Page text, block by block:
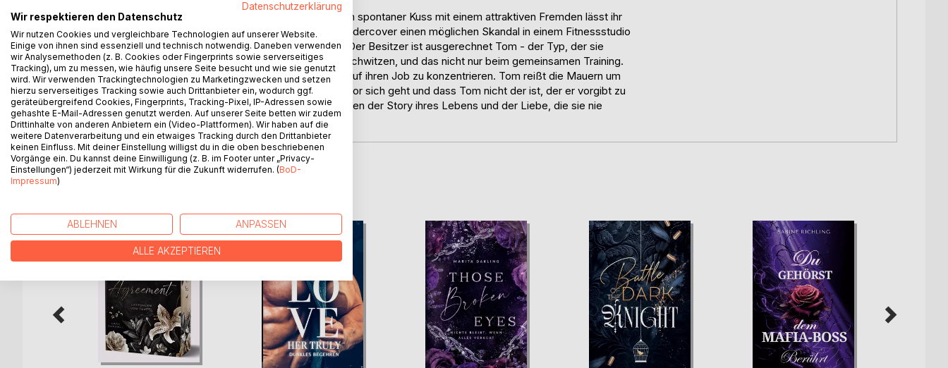
Journalistin Hanna hat die Nase voll von Männern, doch ein spontaner Kuss mit einem attraktiven Fremden lässt ihr
Herz unerwartet schneller schlagen. Als sie kurz darauf undercover einen möglichen Skandal in einem Fitnessstudio
aufdecken soll, erlebt sie eine bittersüße Überraschung: Der Besitzer ist ausgerechnet Tom - der Typ, der sie
neulich geküsst hat. Schon bald bringt er sie gehörig ins Schwitzen, und das nicht nur beim gemeinsamen Training.
Je näher sie ihm kommt, desto schwerer fällt es ihr, sich auf ihren Job zu konzentrieren. Tom reißt die Mauern um
ihr Herz ein - bis sie herausfindet, was im Studio wirklich vor sich geht und dass Tom nicht der ist, der er vorgibt zu
sein. Und plötzlich muss sich Hanna entscheiden - zwischen der Story ihres Lebens und der Liebe, die sie nie
geplant hat.
WEITERE TITEL BEI
Datenschutzerklärung
Wir respektieren den Datenschutz
Wir nutzen Cookies und vergleichbare Technologien auf unserer Website.
Einige von ihnen sind essenziell und technisch notwendig. Daneben verwenden
wir Analysemethoden (z. B. Cookies oder Fingerprints sowie serverseitiges
Tracking), um zu messen, wie häufig unsere Seite besucht und wie sie genutzt
wird. Wir verwenden Trackingtechnologien zu Marketingzwecken und setzen
hierzu serverseitiges Tracking sowie auch Drittanbieter ein, wodurch ggf.
geräteübergreifend Cookies, Fingerprints, Tracking-Pixel, IP-Adressen sowie
gehashte E-Mail-Adressen genutzt werden. Auf unserer Seite betten wir zudem
Drittinhalte von anderen Anbietern ein (Video-Plattformen). Wir haben auf die
weitere Datenverarbeitung und ein etwaiges Tracking durch den Drittanbieter
keinen Einfluss. Mit deiner Einstellung willigst du in die oben beschriebenen
Vorgänge ein. Du kannst deine Einwilligung (z. B. im Footer unter „Privacy-
Einstellungen“) jederzeit mit Wirkung für die Zukunft widerrufen. (BoD-
Impressum)
ABLEHNEN ANPASSEN
ALLE AKZEPTIEREN